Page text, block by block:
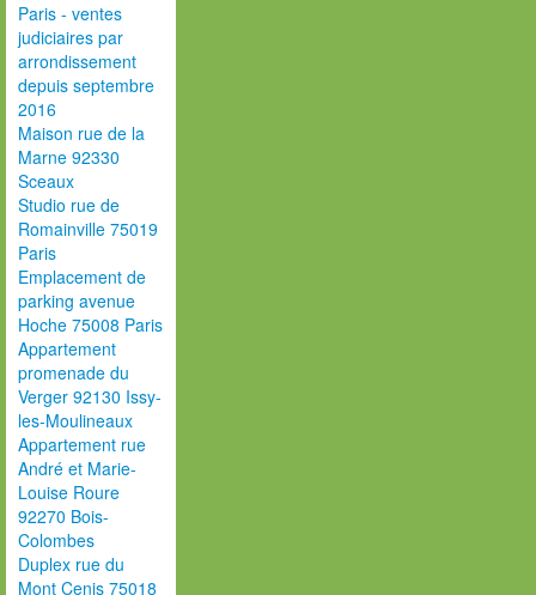
Paris - ventes
judiciaires par
arrondissement
depuis septembre
2016
Maison rue de la
Marne 92330
Sceaux
Studio rue de
Romainville 75019
Paris
Emplacement de
parking avenue
Hoche 75008 Paris
Appartement
promenade du
Verger 92130 Issy-
les-Moulineaux
Appartement rue
André et Marie-
Louise Roure
92270 Bois-
Colombes
Duplex rue du
Mont Cenis 75018